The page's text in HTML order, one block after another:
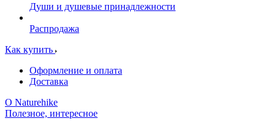
Души и душевые принадлежности
Распродажа
Как купить
Оформление и оплата
Доставка
О Naturehike
Полезное, интересное